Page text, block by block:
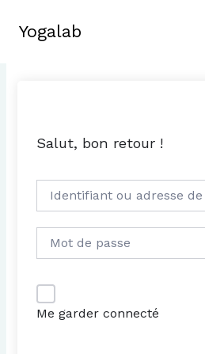
contenu
Yogalab
Salut, bon retour !
Me garder connecté